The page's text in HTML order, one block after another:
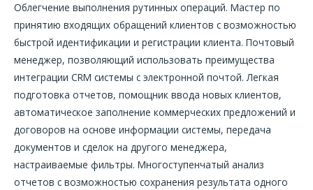
Облегчение выполнения рутинных операций. Мастер по
принятию входящих обращений клиентов с возможностью
быстрой идентификации и регистрации клиента. Почтовый
менеджер, позволяющий использовать преимущества
интеграции CRM системы с электронной почтой. Легкая
подготовка отчетов, помощник ввода новых клиентов,
автоматическое заполнение коммерческих предложений и
договоров на основе информации системы, передача
документов и сделок на другого менеджера,
настраиваемые фильтры. Многоступенчатый анализ
отчетов с возможностью сохранения результата одного